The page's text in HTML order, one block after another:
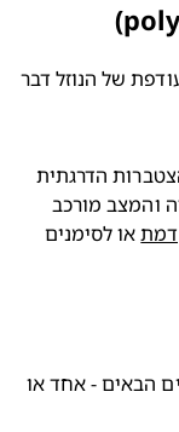
ריבוי מי שפיר הוא מצב בו קיימת הצטברות עודפת של הנוזל דבר
בדרך כלל מדובר במצבים קלים, הנובעים מהצטברות הדרגתית
של המים במחצית השנייה של ההיריון. במידה והמצב מורכב
או לסימנים
מצב של ריבוי מי שפיר עלול להוביל לתסמינים הבאים - אחד או